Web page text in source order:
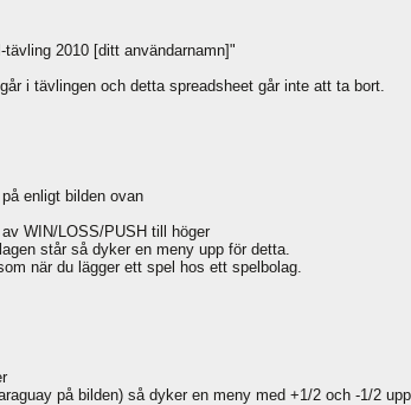
2010 [ditt användarnamn]"
i tävlingen och detta spreadsheet går inte att ta bort.
enligt bilden ovan
WIN/LOSS/PUSH till höger
står så dyker en meny upp för detta.
när du lägger ett spel hos ett spelbolag.
på bilden) så dyker en meny med +1/2 och -1/2